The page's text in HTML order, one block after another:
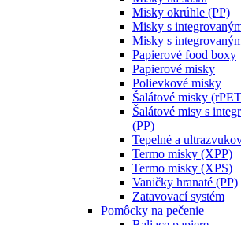
Misky okrúhle (PP)
Misky s
Misky s
Papierové food boxy
Papierové misky
Polievkové misky
Šalátové misky
Šalátové misy s
(PP)
Tepelné a
Termo misky (XPP)
Termo misky (XPS)
Vaničky hranaté (PP)
Zatavovací systém
Pomôcky na pečenie